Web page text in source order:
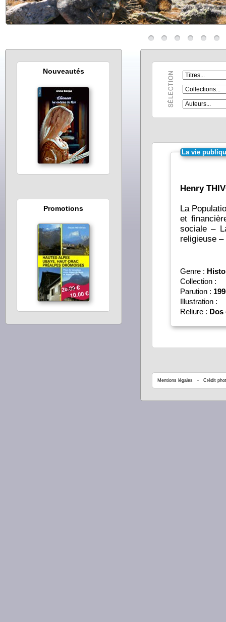
La vie
Henry
La
et
sociale –
religieuse
Genre :
Collection :
Parution :
Illustration :
Reliure : Dos
Mentions légales - Crédit
Nouveautés
Promotions